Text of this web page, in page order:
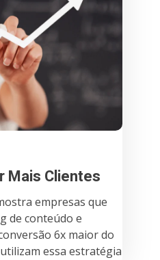
Mais Clientes
empresas que
de conteúdo e
6x maior do
essa estratégia